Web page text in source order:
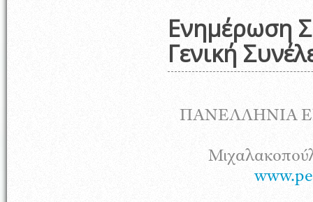
Ενημέρωση
Γενική
ΠΑΝΕΛΛΗΝΙΑ